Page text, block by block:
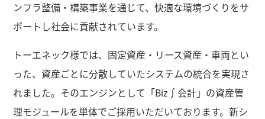
ンフラ整備・構築事業を通じて、快適な環境づくりをサ
ポートし社会に貢献されています。
トーエネック様では、固定資産・リース資産・車両とい
った、資産ごとに分散していたシステムの統合を実現さ
れました。そのエンジンとして「Biz∫会計」の資産管
理モジュールを単体でご採用いただいております。新シ